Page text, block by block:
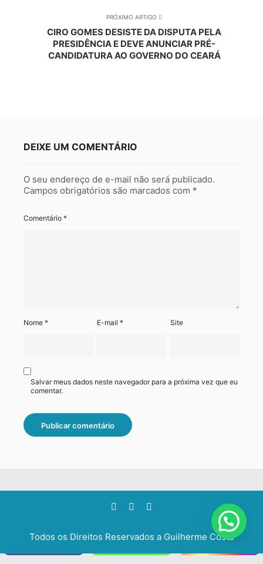
PRÓXIMO ARTIGO
CIRO GOMES DESISTE DA DISPUTA PELA
PRESIDÊNCIA E DEVE ANUNCIAR PRÉ-
CANDIDATURA AO GOVERNO DO CEARÁ
DEIXE UM COMENTÁRIO
O seu endereço de e-mail não será publicado.
Campos obrigatórios são marcados com *
Comentário *
Nome * E-mail* Site
Salvar meus dados neste navegador para a próxima vez que eu
comentar.
Todos os Direitos Reservados a Guilherme Costa